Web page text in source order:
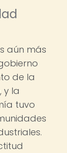
aún más
de la
y la
tuvo